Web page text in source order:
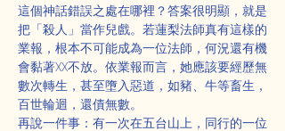
這個神話錯誤之處在哪裡？答案很明顯，就是
把「殺人」當作兒戲。若蓮梨法師真有這樣的
業報，根本不可能成為一位法師，何況還有機
會黏著XX不放。依業報而言，她應該要經歷無
數次轉生，甚至墮入惡道，如豬、牛等畜生，
百世輪迴，還債無數。
再說一件事：有一次在五台山上，同行的一位